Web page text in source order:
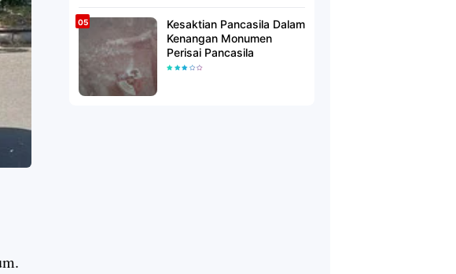
Kesaktian Pancasila Dalam
Kenangan Monumen
Perisai Pancasila